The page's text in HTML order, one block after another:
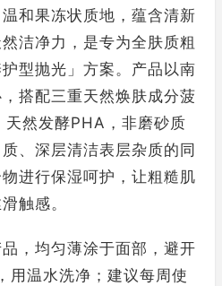
和果冻状质地，蕴含清新
洁净力，是专为全肤质粗
型抛光」方案。产品以南
搭配三重天然焕肤成分菠
然发酵PHA，非磨砂质
、深层清洁表层杂质的同
进行保湿呵护，让粗糙肌
触感。
，均匀薄涂于面部，避开
用温水洗净；建议每周使